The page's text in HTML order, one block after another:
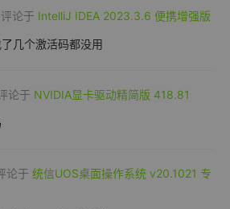
评论于 IntelliJ IDEA 2023.3.6 便携增强版
几个激活码都没用
论于 NVIDIA显卡驱动精简版 418.81
论于 统信UOS桌面操作系统 v20.1021 专